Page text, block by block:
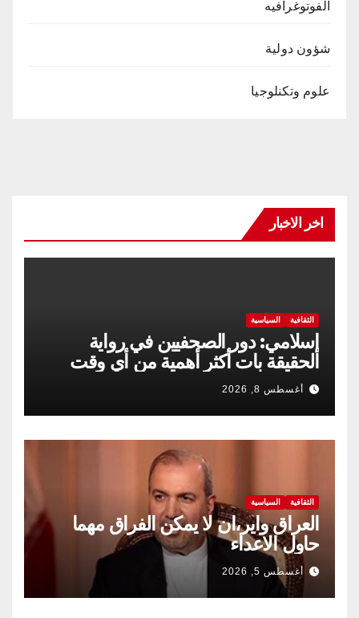
الفوتوغرافيه
شؤون دولية
علوم وتكنلوجيا
اخر الاخبار
الثقافية السياسية
إسلامي: دور الصحفيين في رواية
الحقيقة بات أكثر أهمية من أي وقت
مضى
أغسطس 8, 2026
الثقافية السياسية
العراق واير،ان لا يمكن الفراق مهما
حاول الاعداء
أغسطس 5, 2026